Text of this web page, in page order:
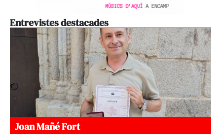
Entrevistes destacades
Joan Mañé Fort